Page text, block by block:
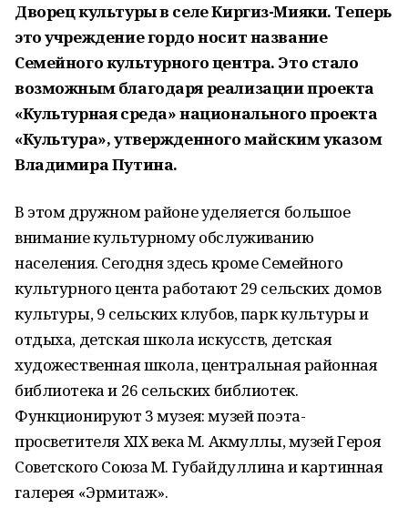
Дворец культуры в селе Киргиз-Мияки. Теперь
это учреждение гордо носит название
Семейного культурного центра. Это стало
возможным благодаря реализации проекта
«Культурная среда» национального проекта
«Культура», утвержденного майским указом
Владимира Путина.
В этом дружном районе уделяется большое
внимание культурному обслуживанию
населения. Сегодня здесь кроме Семейного
культурного цента работают 29 сельских домов
культуры, 9 сельских клубов, парк культуры и
отдыха, детская школа искусств, детская
художественная школа, центральная районная
библиотека и 26 сельских библиотек.
Функционируют 3 музея: музей поэта-
просветителя XIX века М. Акмуллы, музей Героя
Советского Союза М. Губайдуллина и картинная
галерея «Эрмитаж».